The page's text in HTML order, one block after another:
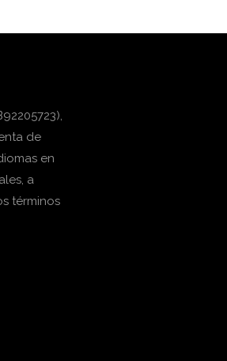
de
en
a
términos